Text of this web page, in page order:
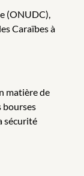
(ONUDC),
Caraïbes à
matière de
bourses
sécurité